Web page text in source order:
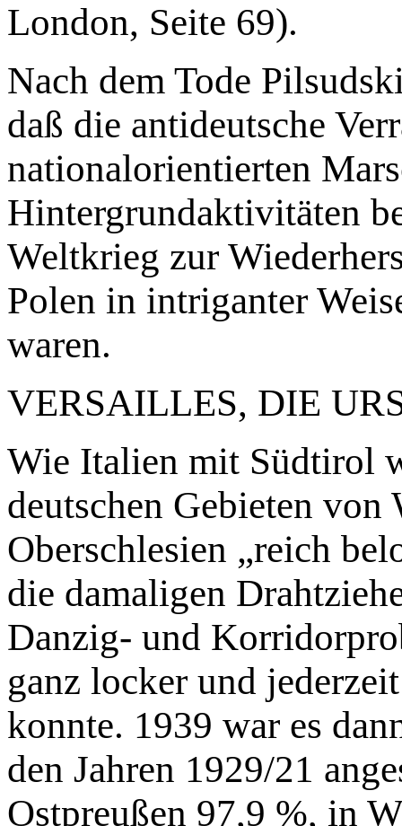
London, Seite 69).
Nach dem Tode
daß die antideutsche
nationalorientierten
Hintergrundaktivitäten
Weltkrieg zur
Polen in intriganter
waren.
VERSAILLES, DIE
Wie Italien mit Südtirol
deutschen Gebieten von
Oberschlesien „reich
die damaligen
Danzig- und
ganz locker und
konnte. 1939 war es
den Jahren 1929/21
Ostpreußen 97,9 %, in